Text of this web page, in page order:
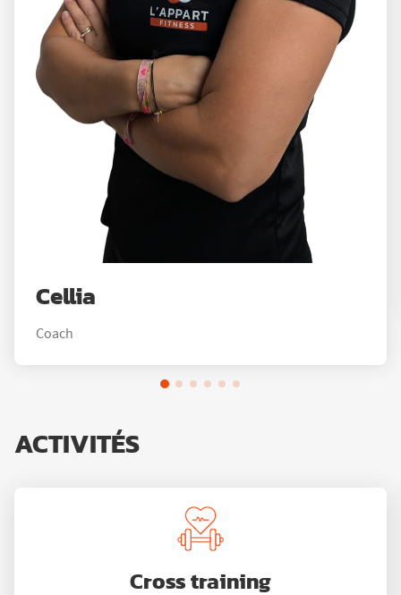
Cellia
Coach
ACTIVITÉS
Cross training